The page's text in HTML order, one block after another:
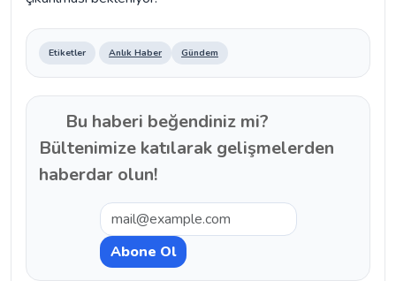
Etiketler Anlık Haber Gündem
Bu haberi beğendiniz mi?
Bültenimize katılarak gelişmelerden
haberdar olun!